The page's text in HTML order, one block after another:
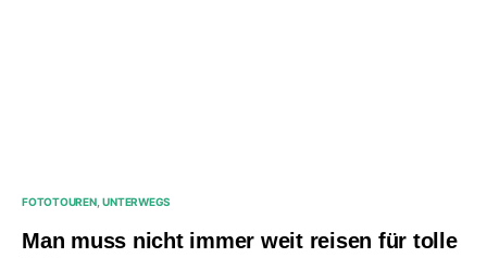
FOTOTOUREN UNTERWEGS
Man muss nicht immer weit reisen für tolle